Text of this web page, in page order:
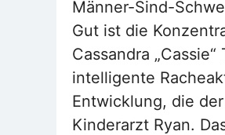
Männer-Sind-
Gut ist die
Cassandra
intelligente
Entwicklung, die
Kinderarzt Ryan.